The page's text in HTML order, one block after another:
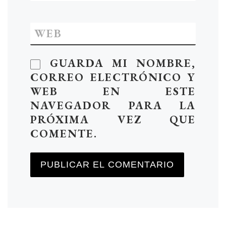
WEB
GUARDA MI NOMBRE,
CORREO ELECTRÓNICO Y
WEB EN ESTE
NAVEGADOR PARA LA
PRÓXIMA VEZ QUE
COMENTE.